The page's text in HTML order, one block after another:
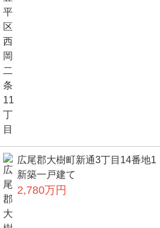
広尾郡大樹町新通3丁目14番地1
新築一戸建て
2,780万円